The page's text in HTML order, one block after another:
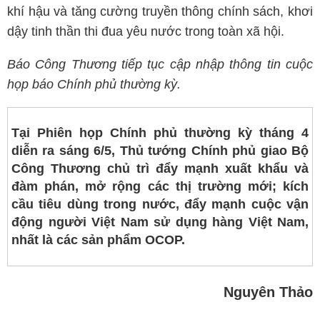
khí hậu và tăng cường truyền thông chính sách, khơi
dậy tinh thần thi đua yêu nước trong toàn xã hội.
Báo Công Thương tiếp tục cập nhập thông tin cuộc
họp báo Chính phủ thường kỳ.
Tại Phiên họp Chính phủ thường kỳ tháng 4
diễn ra sáng 6/5, Thủ tướng Chính phủ giao Bộ
Công Thương chủ trì đẩy mạnh xuất khẩu và
đàm phán, mở rộng các thị trường mới; kích
cầu tiêu dùng trong nước, đẩy mạnh cuộc vận
động người Việt Nam sử dụng hàng Việt Nam,
nhất là các sản phẩm OCOP.
Nguyên Thảo